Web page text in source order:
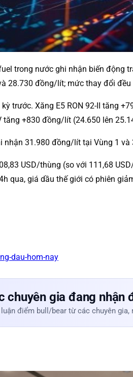
trong nước ghi nhận biến động
28.730 đồng/lít; mức thay đổi
trước. Xăng E5 RON 92-II tăng
tăng +830 đồng/lít (24.650 lên
nhận 31.980 đồng/lít tại Vùng 1
USD/thùng (so với 111,68
qua, giá dầu thế giới có phiên
dau-hom-nay
chuyên gia đang nhận
điểm bull/bear từ các chuyên